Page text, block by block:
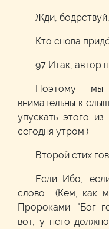
Жди, бодрствуй,
Кто снова
97 Итак, автор
Поэтому мы
внимательны к
упускать этого
сегодня утром.)
Второй стих
Если...Ибо,
слово... (Кем, как
Пророками. "Бог
вот, у него